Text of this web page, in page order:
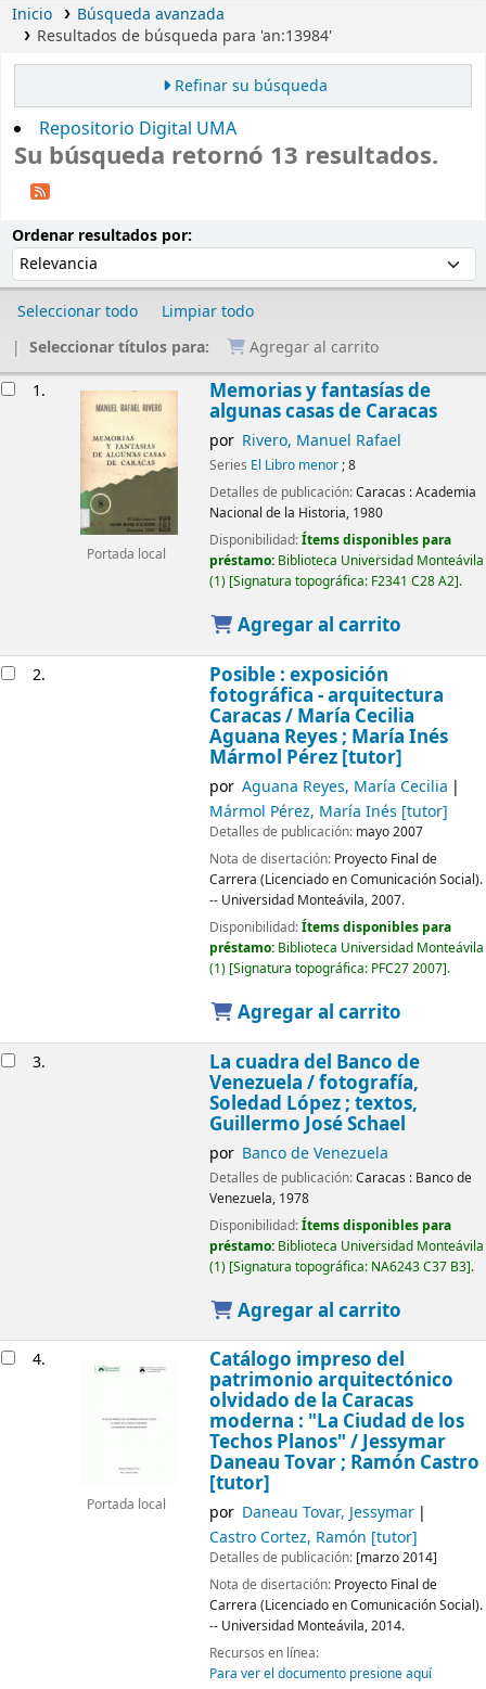
Inicio
Búsqueda avanzada
Resultados de búsqueda para 'an:13984'
Refinar su búsqueda
Repositorio Digital UMA
Su búsqueda retornó 13 resultados.
Ordenar resultados por:
Seleccionar todo
Limpiar todo
Seleccionar títulos para:
Agregar al carrito
1.
Portada local
Memorias y fantasías de
algunas casas de Caracas
por Rivero, Manuel Rafael
Series El Libro menor; 8
Detalles de publicación:Caracas :Academia
Nacional de la Historia, 1980
Disponibilidad:Ítems disponibles para
préstamo: Biblioteca Universidad Monteávila
(1) Signatura topográfica: F2341 C28 A2 .
Agregar al carrito
2. Posible : exposición
fotográfica - arquitectura
Caracas / María Cecilia
Aguana Reyes ; María Inés
Mármol Pérez [tutor]
por Aguana Reyes, María Cecilia
Mármol Pérez, María Inés [tutor]
Detalles de publicación: mayo 2007
Nota de disertación: Proyecto Final de
Carrera (Licenciado en Comunicación Social).
-- Universidad Monteávila, 2007.
Disponibilidad:Ítems disponibles para
préstamo: Biblioteca Universidad Monteávila
(1) Signatura topográfica: PFC27 2007 .
Agregar al carrito
3. La cuadra del Banco de
Venezuela /fotografía,
Soledad López ; textos,
Guillermo José Schael
por Banco de Venezuela
Detalles de publicación:Caracas : Banco de
Venezuela, 1978
Disponibilidad:Ítems disponibles para
préstamo: Biblioteca Universidad Monteávila
(1) Signatura topográfica: NA6243 C37 B3 .
Agregar al carrito
4.
Portada local
Catálogo impreso del
patrimonio arquitectónico
olvidado de la Caracas
moderna : "La Ciudad de los
Techos Planos" /Jessymar
Daneau Tovar ; Ramón Castro
[tutor]
por Daneau Tovar, Jessymar
Castro Cortez, Ramón [tutor]
Detalles de publicación: [marzo 2014]
Nota de disertación: Proyecto Final de
Carrera (Licenciado en Comunicación Social).
-- Universidad Monteávila, 2014.
Recursos en línea:
Para ver el documento presione aquí